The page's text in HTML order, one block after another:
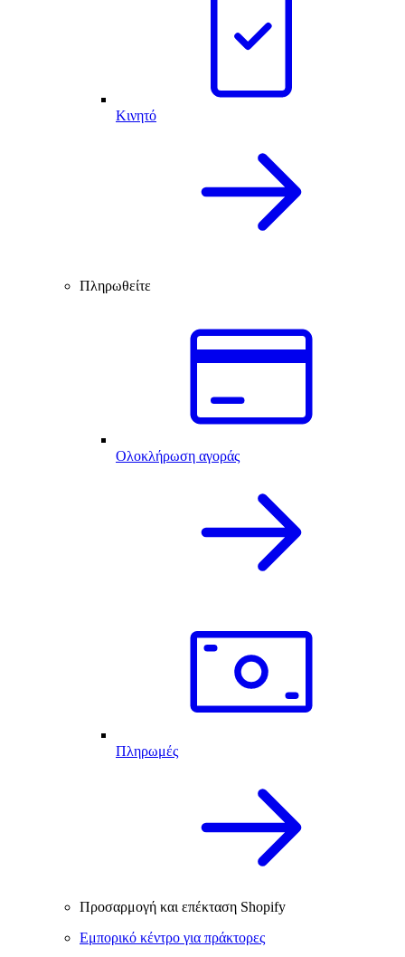
Κινητό
Πληρωθείτε
Ολοκλήρωση αγοράς
Πληρωμές
Προσαρμογή και επέκταση Shopify
Εμπορικό κέντρο για πράκτορες